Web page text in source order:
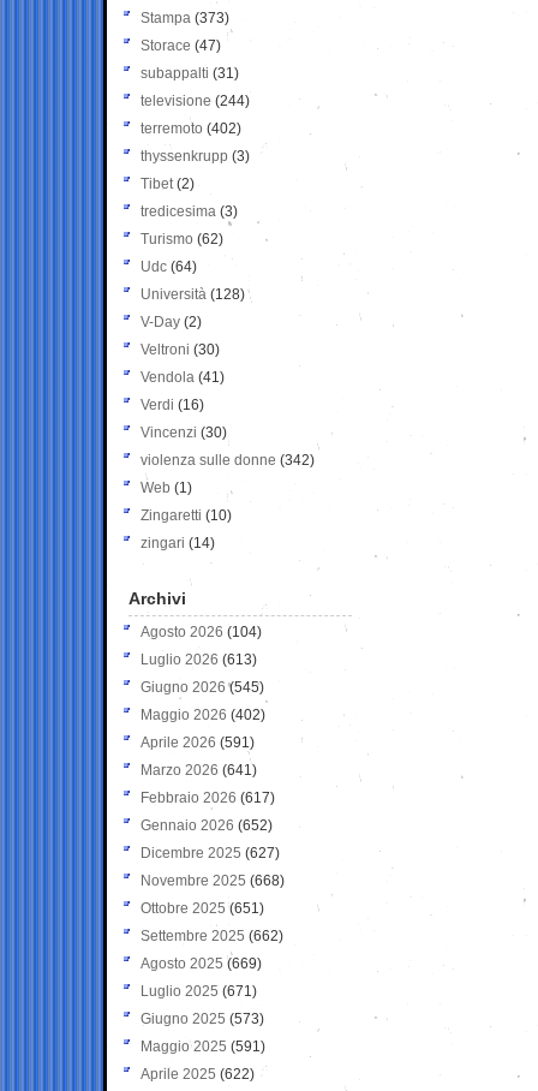
Stampa (373)
Storace (47)
subappalti (31)
televisione(244)
terremoto (402)
thyssenkrupp (3)
Tibet(2)
tredicesima (3)
Turismo (62)
Udc (64)
Università (128)
V-Day (2)
Veltroni (30)
Vendola (41)
Verdi (16)
Vincenzi (30)
violenza sulle donne (342)
Web (1)
Zingaretti (10)
zingari (14)
Archivi
Agosto 2026 (104)
Luglio 2026 (613)
Giugno 2026 (545)
Maggio 2026 (402)
Aprile 2026 (591)
Marzo 2026 (641)
Febbraio 2026 (617)
Gennaio 2026 (652)
Dicembre 2025 (627)
Novembre 2025 (668)
Ottobre 2025 (651)
Settembre 2025 (662)
Agosto 2025 (669)
Luglio 2025 (671)
Giugno 2025 (573)
Maggio 2025 (591)
Aprile 2025 (622)